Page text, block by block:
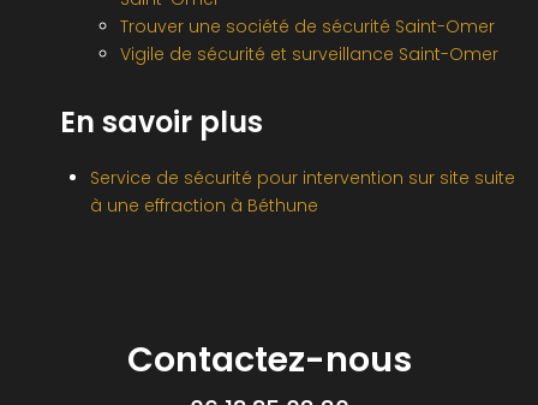
Trouver une société de sécurité Saint-Omer
Vigile de sécurité et surveillance Saint-Omer
En savoir plus
Service de sécurité pour intervention sur site suite
à une effraction à Béthune
Contactez-nous